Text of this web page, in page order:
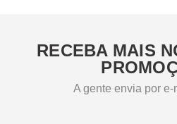
RECEBA MAIS
A gente envia por e-